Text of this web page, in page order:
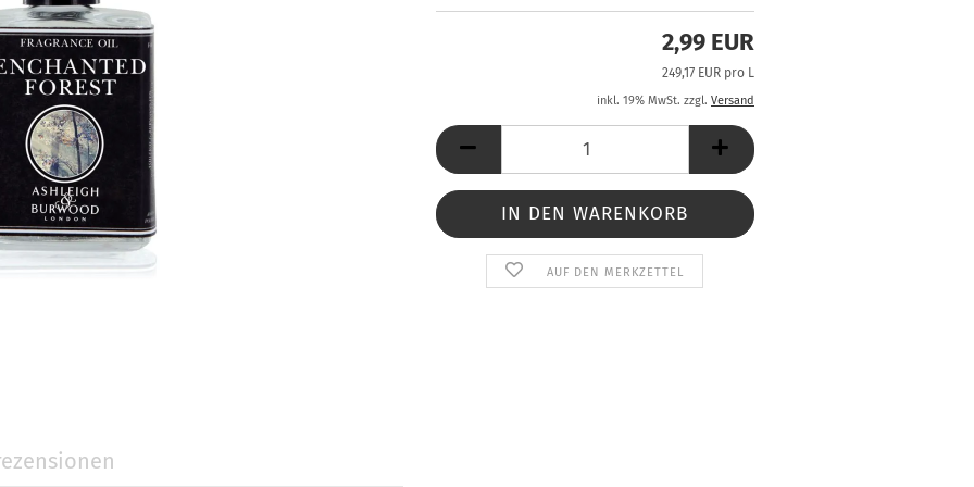
Jumbo
Light
Duftkerzen
2,99 EUR
249,17 EUR pro L
inkl. 19% MwSt. zzgl. Versand
AUF DEN MERKZETTEL